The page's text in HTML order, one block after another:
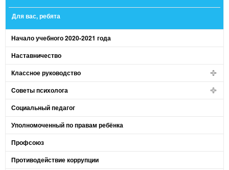
Для вас, ребята
Начало учебного 2020-2021 года
Наставничество
Классное руководство
Советы психолога
Социальный педагог
Уполномоченный по правам ребёнка
Профсоюз
Противодействие коррупции